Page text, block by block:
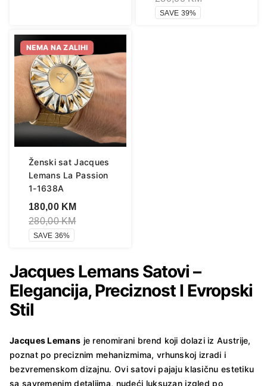
SAVE 39%
NEMA NA ZALIHI
Ženski sat Jacques
Lemans La Passion
1-1638A
180,00 KM
280,00KM
SAVE 36%
Jacques Lemans Satovi –
Elegancija, Preciznost I Evropski
Stil
Jacques Lemans je renomirani brend koji dolazi iz Austrije,
poznat po preciznim mehanizmima, vrhunskoj izradi i
bezvremenskom dizajnu. Ovi satovi pajaju klasičnu estetiku
sa savremenim detaljima, nudeći luksuzan izgled po